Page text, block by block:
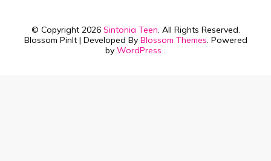
© Copyright 2026 Sintonia Teen. All Rights Reserved.
Blossom PinIt | Developed By Blossom Themes. Powered
by WordPress .